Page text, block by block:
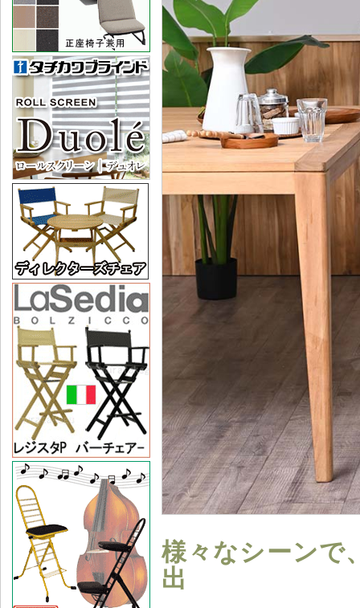
様々なシーンで
出